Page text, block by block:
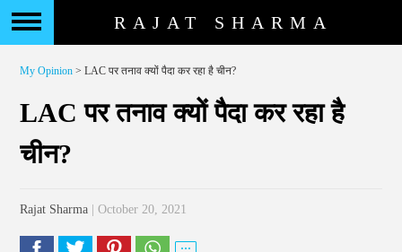
RAJAT SHARMA
My Opinion > LAC पर तनाव क्यों पैदा कर रहा है चीन?
LAC पर तनाव क्यों पैदा कर रहा है
चीन?
Rajat Sharma | October 20, 2021